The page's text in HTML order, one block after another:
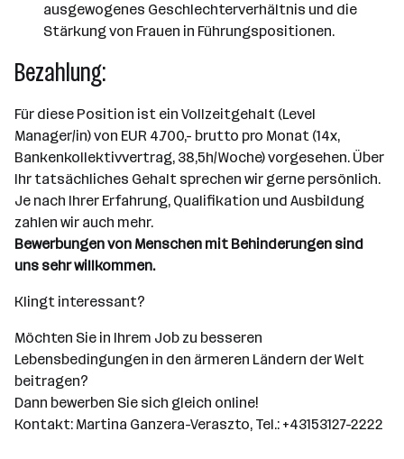
ausgewogenes Geschlechterverhältnis und die
Stärkung von Frauen in Führungspositionen.
Bezahlung:
Für diese Position ist ein Vollzeitgehalt (Level
Manager/in) von EUR 4.700,- brutto pro Monat (14x,
Bankenkollektivvertrag, 38,5h/Woche) vorgesehen. Über
Ihr tatsächliches Gehalt sprechen wir gerne persönlich.
Je nach Ihrer Erfahrung, Qualifikation und Ausbildung
zahlen wir auch mehr.
Bewerbungen von Menschen mit Behinderungen sind
uns sehr willkommen.
Klingt interessant?
Möchten Sie in Ihrem Job zu besseren
Lebensbedingungen in den ärmeren Ländern der Welt
beitragen?
Dann bewerben Sie sich gleich online!
Kontakt: Martina Ganzera-Veraszto, Tel.: +43153127-2222